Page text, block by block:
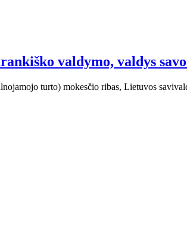
valdymo, valdys
turto) mokesčio ribas, Lietuvos